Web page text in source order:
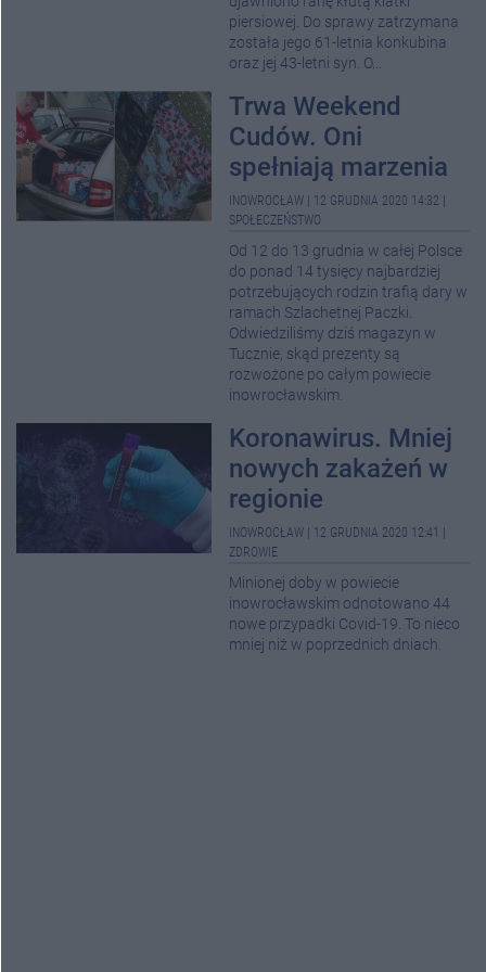
piersiowej. Do sprawy zatrzymana
została jego 61-letnia konkubina
oraz jej 43-letni syn. O...
Trwa Weekend
Cudów. Oni
spełniają marzenia
INOWROCŁAW 12 GRUDNIA 2020 14:32
SPOŁECZEŃSTWO
Od 12 do 13 grudnia w całej Polsce
do ponad 14 tysięcy najbardziej
potrzebujących rodzin trafią dary w
ramach Szlachetnej Paczki.
Odwiedziliśmy dziś magazyn w
Tucznie, skąd prezenty są
rozwożone po całym powiecie
inowrocławskim.
Koronawirus. Mniej
nowych zakażeń w
regionie
INOWROCŁAW 12 GRUDNIA 2020 12:41
ZDROWIE
Minionej doby w powiecie
inowrocławskim odnotowano 44
nowe przypadki Covid-19. To nieco
mniej niż w poprzednich dniach.